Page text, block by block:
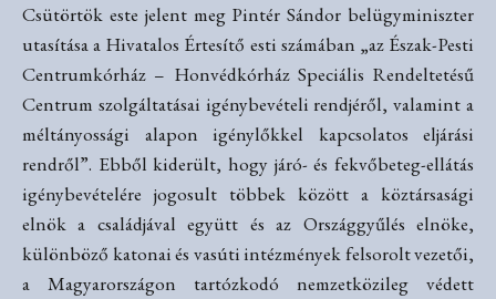
Csütörtök este jelent meg Pintér Sándor belügyminiszter
utasítása a Hivatalos Értesítő esti számában „az Észak-Pesti
Centrumkórház – Honvédkórház Speciális Rendeltetésű
Centrum szolgáltatásai igénybevételi rendjéről, valamint a
méltányossági alapon igénylőkkel kapcsolatos eljárási
rendről”. Ebből kiderült, hogy járó- és fekvőbeteg-ellátás
igénybevételére jogosult többek között a köztársasági
elnök a családjával együtt és az Országgyűlés elnöke,
különböző katonai és vasúti intézmények felsorolt vezetői,
a Magyarországon tartózkodó nemzetközileg védett